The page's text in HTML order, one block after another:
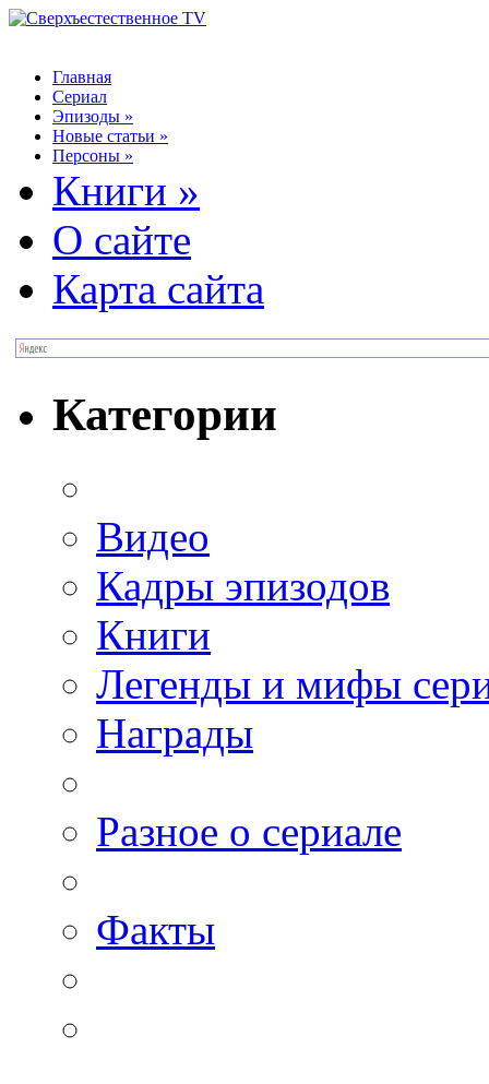
Главная
Сериал
Эпизоды »
Новые статьи »
Персоны »
Книги »
О сайте
Карта сайта
Категории
Видео
Кадры эпизодов
Книги
Легенды и мифы
Награды
Разное о сериале
Факты